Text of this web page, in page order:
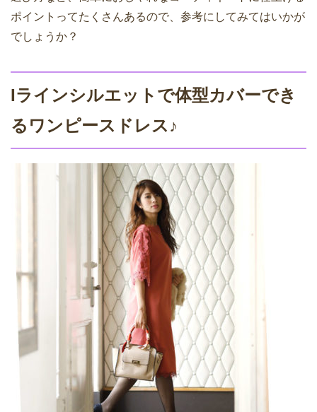
ポイントってたくさんあるので、参考にしてみてはいかが
でしょうか？
Iラインシルエットで体型カバーでき
るワンピースドレス♪